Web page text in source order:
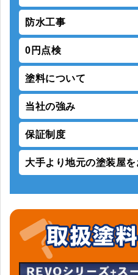
防水工事
0円点検
塗料について
当社の強み
保証制度
大手より地元の塗装屋